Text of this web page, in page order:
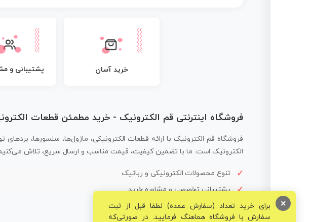
خرید آسان پشتیبانی و
فروشگاه اینترنتی قم الکترونیک - خرید مطمئن قطعات
فروشگاه قم الکترونیک با ارائه قطعات الکترونیکی، ماژول‌ها، سنسورها،
الکترونیک است. ما با تضمین کیفیت، قیمت مناسب و ارسال سریع، تلاش می‌کنیم
تنوع محصولات الکترونیکی و رباتیک
پشتیبانی تخصصی و مشاوره خرید
برای خرید تعداد (سفارش عمده) لطفا قبل از ثبت
سفارش با فروشگاه هماهنگ فرمایید. در صورتی‌که
×